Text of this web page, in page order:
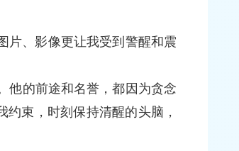
片、影像更让我受到警醒和震
他的前途和名誉，都因为贪念
束，时刻保持清醒的头脑，